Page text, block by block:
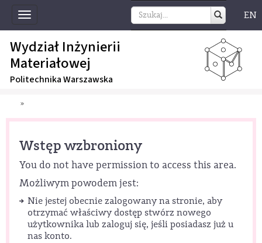
Toggle
navigation
EN
Wydział Inżynierii
Materiałowej
Politechnika Warszawska
»
Wstęp wzbroniony
You do not have permission to access this area.
Możliwym powodem jest:
Nie jestej obecnie zalogowany na stronie, aby
otrzymać właściwy dostęp stwórz nowego
użytkownika lub zaloguj się, jeśli posiadasz już u
nas konto.